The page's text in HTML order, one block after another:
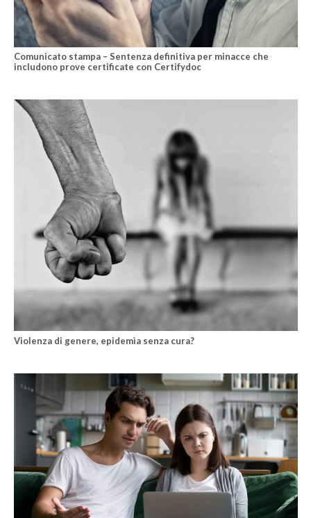
Comunicato stampa – Sentenza definitiva per minacce che
includono prove certificate con Certifydoc
Violenza di genere, epidemìa senza cura?